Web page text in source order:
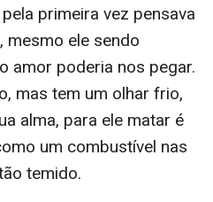
primeira vez pensava
mesmo ele sendo
amor poderia nos pegar.
mas tem um olhar frio,
alma, para ele matar é
um combustível nas
temido.